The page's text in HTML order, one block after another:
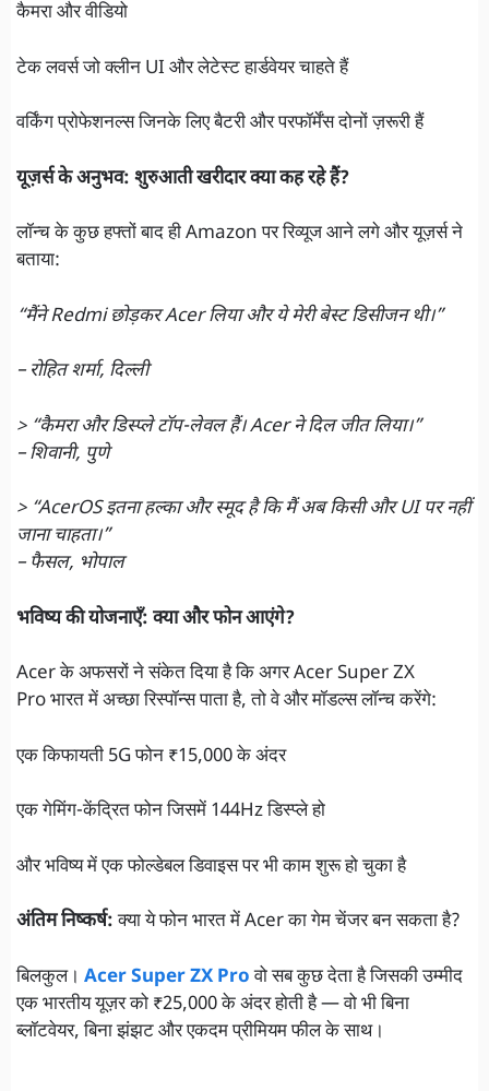
कैमरा और वीडियो
टेक लवर्स जो क्लीन UI और लेटेस्ट हार्डवेयर चाहते हैं
वर्किंग प्रोफेशनल्स जिनके लिए बैटरी और परफॉर्मेंस दोनों ज़रूरी हैं
यूज़र्स के अनुभव: शुरुआती खरीदार क्या कह रहे हैं?
लॉन्च के कुछ हफ्तों बाद ही Amazon पर रिव्यूज आने लगे और यूज़र्स ने
बताया:
“मैंने Redmi छोड़कर Acer लिया और ये मेरी बेस्ट डिसीजन थी।”
– रोहित शर्मा, दिल्ली
> “कैमरा और डिस्प्ले टॉप-लेवल हैं। Acer ने दिल जीत लिया।”
– शिवानी, पुणे
> “AcerOS इतना हल्का और स्मूद है कि मैं अब किसी और UI पर नहीं
जाना चाहता।”
– फैसल, भोपाल
भविष्य की योजनाएँ: क्या और फोन आएंगे?
Acer के अफसरों ने संकेत दिया है कि अगर Acer Super ZX
Pro भारत में अच्छा रिस्पॉन्स पाता है, तो वे और मॉडल्स लॉन्च करेंगे:
एक किफायती 5G फोन ₹15,000 के अंदर
एक गेमिंग-केंद्रित फोन जिसमें 144Hz डिस्प्ले हो
और भविष्य में एक फोल्डेबल डिवाइस पर भी काम शुरू हो चुका है
अंतिम निष्कर्ष:क्या ये फोन भारत में Acer का गेम चेंजर बन सकता है?
बिलकुल। Acer Super ZX Proवो सब कुछ देता है जिसकी उम्मीद
एक भारतीय यूज़र को ₹25,000 के अंदर होती है — वो भी बिना
ब्लॉटवेयर, बिना झंझट और एकदम प्रीमियम फील के साथ।